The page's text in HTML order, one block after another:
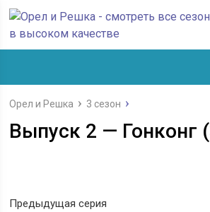
Орел и Решка 3 сезон
Выпуск 2 — Гонконг
Предыдущая серия